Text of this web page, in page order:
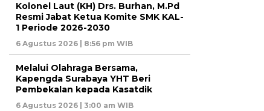
Kolonel Laut (KH) Drs. Burhan, M.Pd
Resmi Jabat Ketua Komite SMK KAL-
1 Periode 2026-2030
6 Agustus 2026 | 8:56 pm WIB
Melalui Olahraga Bersama,
Kapengda Surabaya YHT Beri
Pembekalan kepada Kasatdik
6 Agustus 2026 | 3:00 am WIB